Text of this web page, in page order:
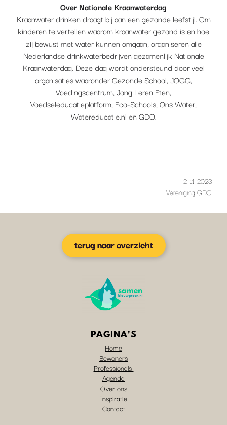
Over Nationale Kraanwaterdag
Kraanwater drinken draagt bij aan een gezonde leefstijl. Om
kinderen te vertellen waarom kraanwater gezond is en hoe
zij bewust met water kunnen omgaan, organiseren alle
Nederlandse drinkwaterbedrijven gezamenlijk Nationale
Kraanwaterdag. Deze dag wordt ondersteund door veel
organisaties waaronder Gezonde School, JOGG,
Voedingscentrum, Jong Leren Eten,
Voedseleducatieplatform, Eco-Schools, Ons Water,
Watereducatie.nl en GDO.
2-11-2023
Vereniging GDO
terug naar overzicht
PAGINA'S
Home
Bewoners
Professionals
Agenda
Over ons
Inspiratie
Contact